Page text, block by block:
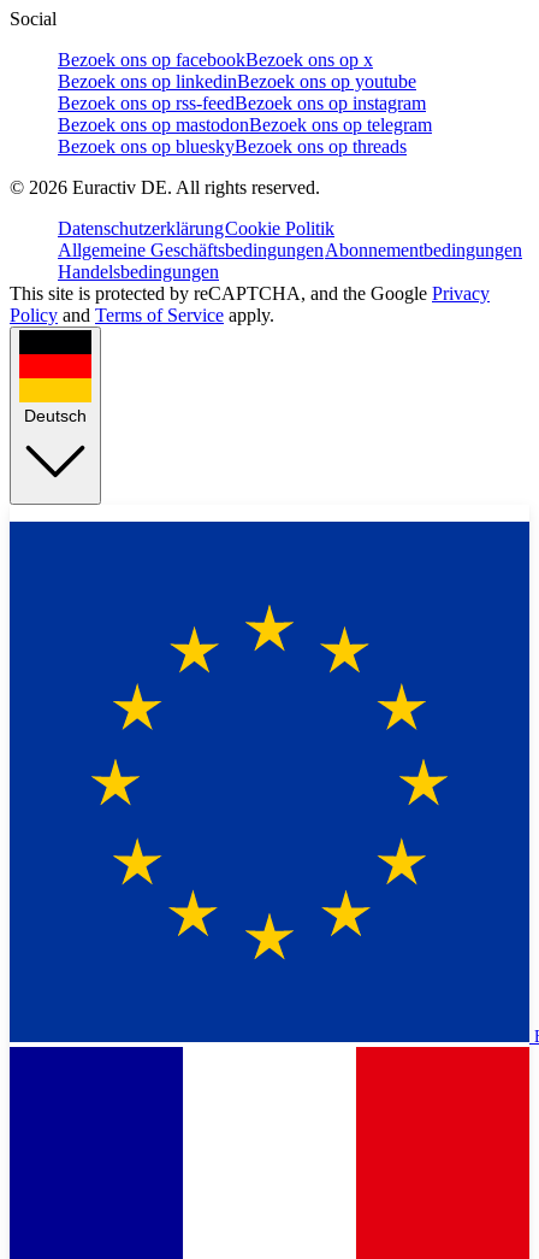
Social
Bezoek ons op facebookBezoek ons op x
Bezoek ons op linkedinBezoek ons op youtube
Bezoek ons op rss-feedBezoek ons op instagram
Bezoek ons op mastodonBezoek ons op telegram
Bezoek ons op blueskyBezoek ons op threads
© 2026 Euractiv DE. All rights reserved.
DatenschutzerklärungCookie Politik
Allgemeine GeschäftsbedingungenAbonnementbedingungen
Handelsbedingungen
This site is protected by reCAPTCHA, and the Google Privacy
Policy and Terms of Service apply.
Deutsch